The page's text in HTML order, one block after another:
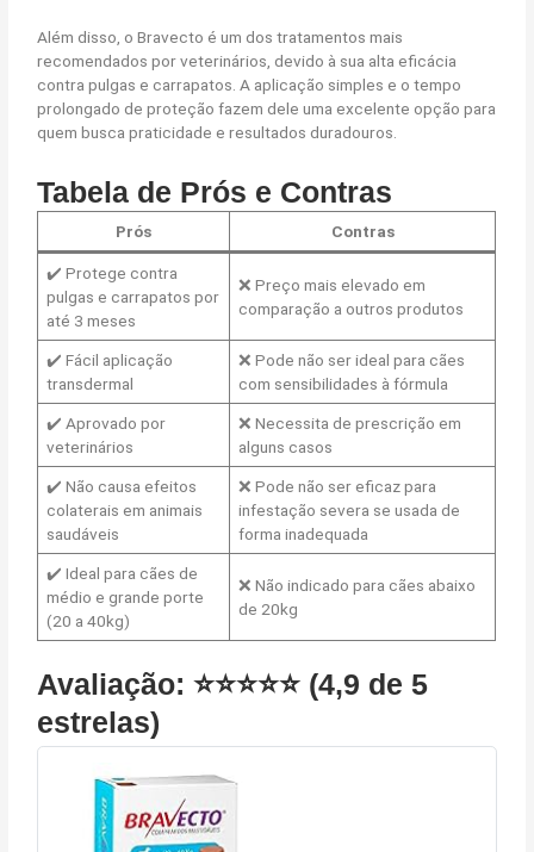
Além disso, o Bravecto é um dos tratamentos mais
recomendados por veterinários, devido à sua alta eficácia
contra pulgas e carrapatos. A aplicação simples e o tempo
prolongado de proteção fazem dele uma excelente opção para
quem busca praticidade e resultados duradouros.
Tabela de Prós e Contras
Prós Contras
✔️ Protege contra
pulgas e carrapatos por
até 3 meses
❌ Preço mais elevado em
comparação a outros produtos
✔️ Fácil aplicação
transdermal
❌ Pode não ser ideal para cães
com sensibilidades à fórmula
✔️ Aprovado por
veterinários
❌ Necessita de prescrição em
alguns casos
✔️ Não causa efeitos
colaterais em animais
saudáveis
❌ Pode não ser eficaz para
infestação severa se usada de
forma inadequada
✔️ Ideal para cães de
médio e grande porte
(20 a 40kg)
❌ Não indicado para cães abaixo
de 20kg
Avaliação: ⭐⭐⭐⭐⭐ (4,9 de 5
estrelas)